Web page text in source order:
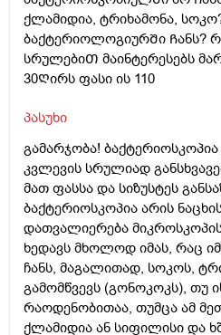
ქლამიდია, ტრიხამონა,
ბაქტერიოლოგიურᲨი Ჩანს?
სრულებიᲗ მაინტერესებს
30Ღირს ფასი ის 110
პასუხი
გამარჯობა!
კვლევის სრულიად
მათ ფასსა და სიზუსტეს
ბაქტერიოსკოპია არის
დათვალიერება მიკროსკოპის
ხედავს მხოლოდ იმას, რაც
ჩანს, მაგალითად, სოკოს,
გამომწვევს (გონოკოკს), თუ
რაოდენობითაა, თუმცა ამ
ქლამიდია ან სიფილისი და